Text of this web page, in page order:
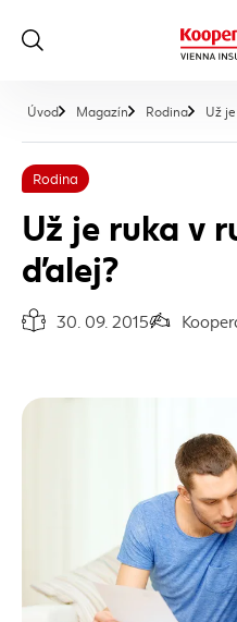
Úvod Magazín Rodina Už
Rodina
Už je ruka v
ďalej?
Dátum vydania článku:
30. 09. 2015Autor